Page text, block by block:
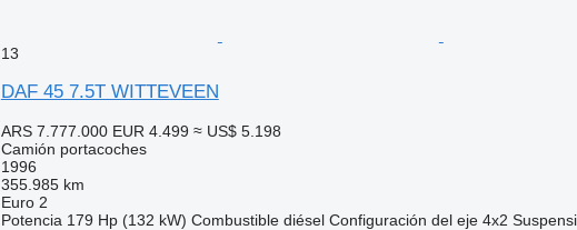
13
DAF 45 7.5T WITTEVEEN
ARS 7.777.000 EUR 4.499 ≈ US$ 5.198
Camión portacoches
1996
355.985 km
Euro 2
Potencia 179 Hp (132 kW) Combustible diésel Configuración del eje 4x2